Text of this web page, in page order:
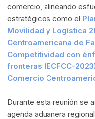
comercio, alineando
estratégicos como el
Movilidad y Logística
Centroamericana de
Competitividad con
fronteras (ECFCC-2023)
Comercio
Durante esta reunión se
agenda aduanera